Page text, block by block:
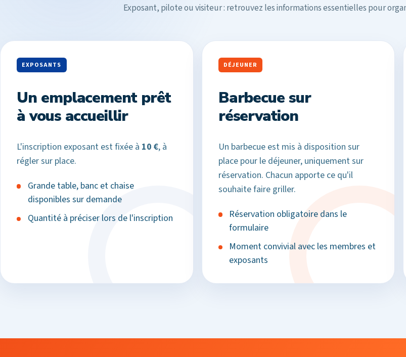
Exposant, pilote ou visiteur : retrouvez les informations essentielles pour
EXPOSANTS
Un emplacement prêt
à vous accueillir
L'inscription exposant est fixée à 10 €, à
régler sur place.
Grande table, banc et chaise
disponibles sur demande
Quantité à préciser lors de l'inscription
DÉJEUNER
Barbecue sur
réservation
Un barbecue est mis à disposition sur
place pour le déjeuner, uniquement sur
réservation. Chacun apporte ce qu'il
souhaite faire griller.
Réservation obligatoire dans le
formulaire
Moment convivial avec les membres et
exposants